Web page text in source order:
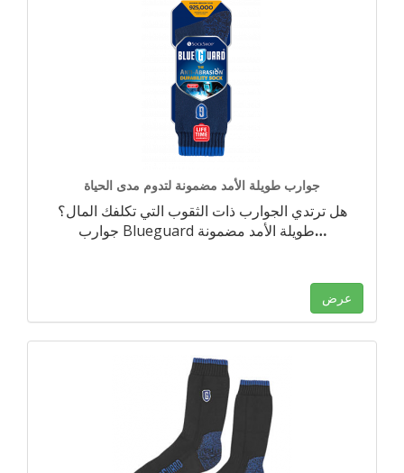
جوارب طويلة الأمد مضمونة لتدوم مدى الحياة
هل ترتدي الجوارب ذات الثقوب التي تكلفك المال؟
جوارب Blueguard طويلة الأمد مضمونة…
عرض